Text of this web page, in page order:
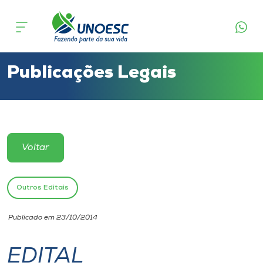
Cursos
Atendimento ao Estudante
Portal de Ensino
Unoesc
Internacionalização
Publicações Legais
Voltar
Outros Editais
Publicado em 23/10/2014
EDITAL